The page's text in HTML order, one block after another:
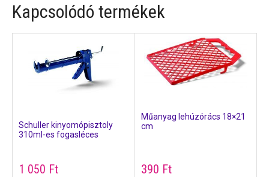
Kapcsolódó termékek
Schuller kinyomópisztoly
310ml-es fogasléces
1 050 Ft
Műanyag lehúzórács 18×21
cm
390 Ft